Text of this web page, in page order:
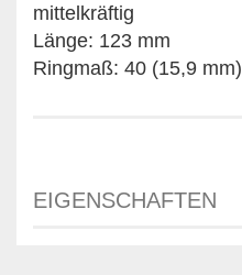
mittelkräftig
Länge: 123 mm
Ringmaß: 40 (15,9 mm)
EIGENSCHAFTEN